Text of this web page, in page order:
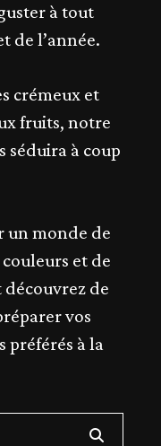
à tout
de l’année.
crémeux et
fruits, notre
séduira à coup
un monde de
et de
de
vos
préférés à la